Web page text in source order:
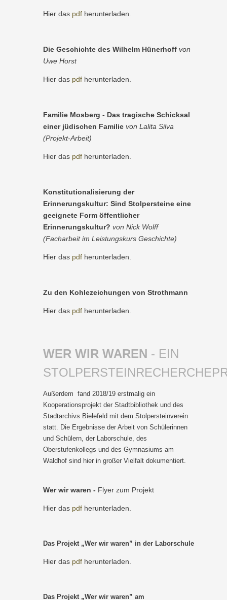
Hier das pdf herunterladen.
Die Geschichte des Wilhelm Hünerhoff von
Uwe Horst
Hier das pdf herunterladen.
Familie Mosberg - Das tragische Schicksal
einer jüdischen Familie von Lalita Silva
(Projekt-Arbeit)
Hier das pdf herunterladen.
Konstitutionalisierung der
Erinnerungskultur: Sind Stolpersteine eine
geeignete Form öffentlicher
Erinnerungskultur? von Nick Wolff
(Facharbeit im Leistungskurs Geschichte)
Hier das pdf herunterladen.
Zu den Kohlezeichungen von Strothmann
Hier das pdf herunterladen.
WER WIR WAREN - EIN
Außerdem fand 2018/19 erstmalig ein
Kooperationsprojekt der Stadtbibliothek und des
Stadtarchivs Bielefeld mit dem Stolpersteinverein
statt. Die Ergebnisse der Arbeit von Schülerinnen
und Schülern, der Laborschule, des
Oberstufenkollegs und des Gymnasiums am
Waldhof sind hier in großer Vielfalt dokumentiert.
Wer wir waren - Flyer zum Projekt
Hier das pdf herunterladen.
Das Projekt „Wer wir waren” in der Laborschule
Hier das pdf herunterladen.
Das Projekt „Wer wir waren” am